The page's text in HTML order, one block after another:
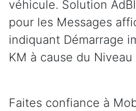
véhicule. Solution
pour les Messages
indiquant Démarrage
KM à cause du Niveau
Faites confiance à